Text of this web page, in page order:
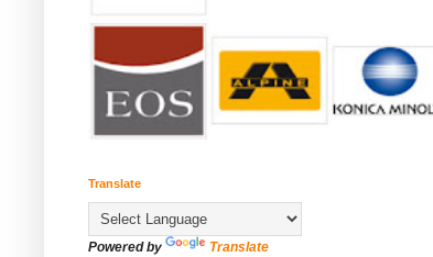
Translate
Powered by Translate